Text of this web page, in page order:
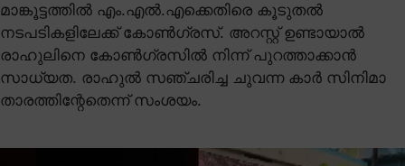
മാങ്കൂട്ടത്തിൽ എം.എൽ.എക്കെതിരെ കൂടുതൽ
നടപടികളിലേക്ക് കോൺഗ്രസ്. അറസ്റ്റ് ഉണ്ടായാൽ
രാഹുലിനെ കോൺഗ്രസിൽ നിന്ന് പുറത്താക്കാൻ
സാധ്യത. രാഹുൽ സഞ്ചരിച്ച ചുവന്ന കാർ സിനിമാ
താരത്തിന്റേതെന്ന് സംശയം.